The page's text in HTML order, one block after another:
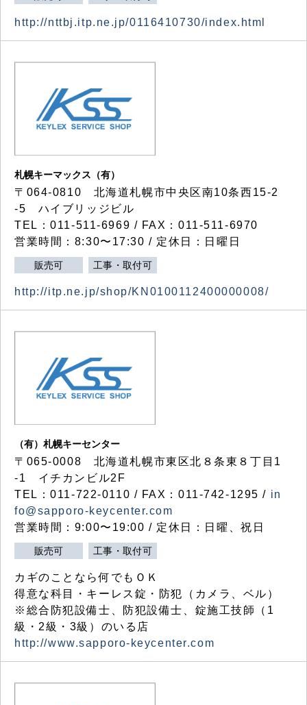
http://nttbj.itp.ne.jp/0116410730/index.html
札幌キーマックス（有）
〒064-0810 北海道札幌市中央区南10条西15-2
-5 ハイブリッジビル
TEL：011-511-6969 / FAX：011-511-6970
営業時間：8:30〜17:30 / 定休日：日曜日
販売可 工事・取付可
http://itp.ne.jp/shop/KN0100112400000008/
（有）札幌キーセンター
〒065-0008 北海道札幌市東区北８条東８丁目1
-1 イチカンビル2F
TEL：011-722-0110 / FAX：011-742-1295 / in
fo@sapporo-keycenter.com
営業時間：9:00〜19:00 / 定休日：日曜、祝日
販売可 工事・取付可
カギのことなら何でもＯＫ
得意な科目・キーレス錠・防犯（カメラ、ベル）
※総合防犯設備士、防犯設備士、錠施工技師（1
級・2級・3級）のいる店
http://www.sapporo-keycenter.com